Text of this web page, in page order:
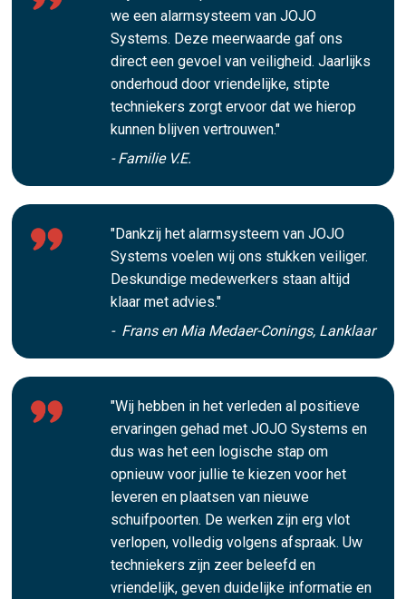
we een alarmsysteem van JOJO
Systems. Deze meerwaarde gaf ons
direct een gevoel van veiligheid. Jaarlijks
onderhoud door vriendelijke, stipte
techniekers zorgt ervoor dat we hierop
kunnen blijven vertrouwen."
- Familie V.E.
"Dankzij het alarmsysteem van JOJO
Systems voelen wij ons stukken veiliger.
Deskundige medewerkers staan altijd
klaar met advies."
- Frans en Mia Medaer-Conings, Lanklaar
"Wij hebben in het verleden al positieve
ervaringen gehad met JOJO Systems en
dus was het een logische stap om
opnieuw voor jullie te kiezen voor het
leveren en plaatsen van nieuwe
schuifpoorten. De werken zijn erg vlot
verlopen, volledig volgens afspraak. Uw
techniekers zijn zeer beleefd en
vriendelijk, geven duidelijke informatie en